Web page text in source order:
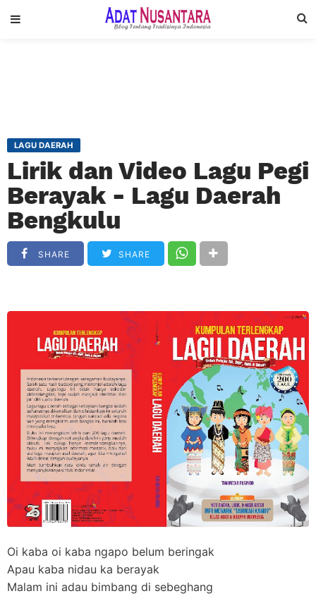
LAGU DAERAH
Lirik dan Video Lagu Pegi
Berayak - Lagu Daerah
Bengkulu
SHARE SHARE
Oi kaba oi kaba ngapo belum beringak
Apau kaba nidau ka berayak
Malam ini adau bimbang di sebeghang